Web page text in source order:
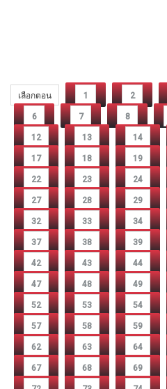
เลือกตอน 1 2
6 7 8
12 13 14
17 18 19
22 23 24
27 28 29
32 33 34
37 38 39
42 43 44
47 48 49
52 53 54
57 58 59
62 63 64
67 68 69